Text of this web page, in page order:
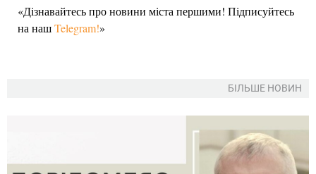
«Дізнавайтесь про новини міста першими! Підписуйтесь
на нашTelegram!»
БІЛЬШЕ НОВИН